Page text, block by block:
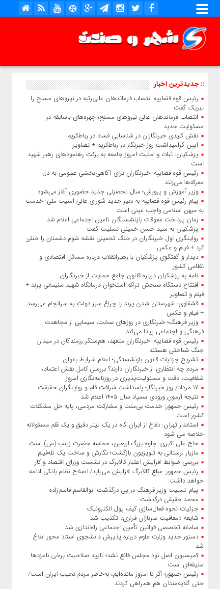
:: جدیدترین اخبار
رئیس قوه قضاییه انتصاب‌ فرماندهان عالی‌رتبه در نیروهای مسلح را
تبریک گفت
انتصاب فرماندهان عالی‌ نیروهای مسلح؛ چهره‌های باسابقه در
مسئولیت‌ جدید
نقش کلیدی خبرنگاران در شناسایی فساد در رباط‌کریم
آیین گرامیداشت روز خبرنگار در رباط‌کریم + تصاویر
پزشکیان: ثبات و امنیت امروز جامعه به برکت رهنمودهای رهبر شهید
است
رئیس قوه قضاییه: خبرنگاران برای آگاهی‌بخشی عمومی به دل
معرکه‌ها می‌زنند
وزیر آموزش‌ و پرورش؛ سال تحصیلی جدید حضوری آغاز می‌شود
پیام رئیس قوه قضاییه به دبیر جدید شورای عالی امنیت ملی: خدمت
به میهن اسلامی واجب عینی است
زمان پرداخت معوقات بازنشستگان تامین اجتماعی اعلام شد
پزشکیان به سید حسن خمینی تسلیت گفت
روایتگری اول خبرنگاران در جنگ تحمیلی نقشه شوم دشمنان را خنثی
کرد + فیلم و عکس
دیدار و گفتگوی پزشکیان با رهبرانقلاب درباره مسائل اقتصادی و
نظامی کشور
نامه به پزشکیان درباره قانون جامع حمایت از خبرنگاران
افتتاح دستگاه سنجش تراکم استخوان درمانگاه شهید سلیمانی پرند +
فیلم و تصاویر
قشقاوی: شهرستان شدن پرند با چراغ سبز دولت به سرانجام می‌رسد
+ فیلم و عکس
وزیر فرهنگ؛ خبرنگاری در روزهای سخت، سیمایی از مجاهدت
فرهنگی و اجتماعی پیدا می‌کند
رئیس قوه قضاییه: خبرنگاران متعهد، هم‌سنگر رزمندگان در میدان
جنگ شناختی هستند
تشریح جزئیات قانون بازنشستگی؛ اعلام شرایط بانوان
مردم چه انتظاری از خبرنگاران دارند؟ بررسی کامل نقش اعتماد،
شفافیت، دقت و مسئولیت‌پذیری در روزنامه‌نگاری امروز
۱۷ مرداد/ روز خبرنگار؛ پاسداشتِ شرافتِ قلم و روایتگرانِ حقیقت
نتیجه آزمون ورودی سمپاد سال ۱۴۰۵ اعلام شد
رئیس جمهور: خدمت بی‌منت و مشارکت مردمی، پایه حل مشکلات
کشور است
استاندار تهران: دفاع از ایران گاه در یک تیتر دقیق و یک قلم مسئولانه
خلاصه می شود
حاج‌ علی‌ اکبری: جلوه بزرگ اربعین، حماسه حضرت زینب (س) است
مازیار لرستانی به تلویزیون بازگشت؛ نگارش و ساخت یک تله‌فیلم
بررسی ضوابط افزایش اعتبار کالابرگ در نشست وزرای اقتصاد و کار
رئیس‌ جمهور: مبلغ کالابرگ افزایش می‌یابد/ اصلاح نظام بانکی ادامه
خواهد داشت
پیام تسلیت وزیر فرهنگ در پی درگذشت ابوالقاسم قاسم‌زاده
محمد حقیقی درگذشت
جزئیات نحوه فعال‌سازی کیف پول الکترونیک
شایعه «معافیت سربازان فراری» تکذیب شد
سامانه تخصصی قوانین تأمین اجتماعی راه‌اندازی شد
دستور جدید وزارت علوم درباره پذیرش دانشجوی استاد محور ابلاغ
شد
کمیسیون اصل نود مجلس قانع نشد؛ تایید صلاحیت برخی نامزدها
سلیقه‌ای است
رئیس‌ جمهور؛ اگر تا امروز مانده‌ایم، به‌خاطر مردم نجیب ایران است/
حتی گلایه‌مندان هم همراهی کردند